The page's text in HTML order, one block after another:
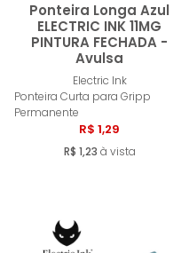
Ponteira Longa Azul
ELECTRIC INK 11MG
PINTURA FECHADA -
Avulsa
Electric Ink
Ponteira Curta para Gripp
Permanente
R$ 1,29
R$ 1,23 à vista
Comprar